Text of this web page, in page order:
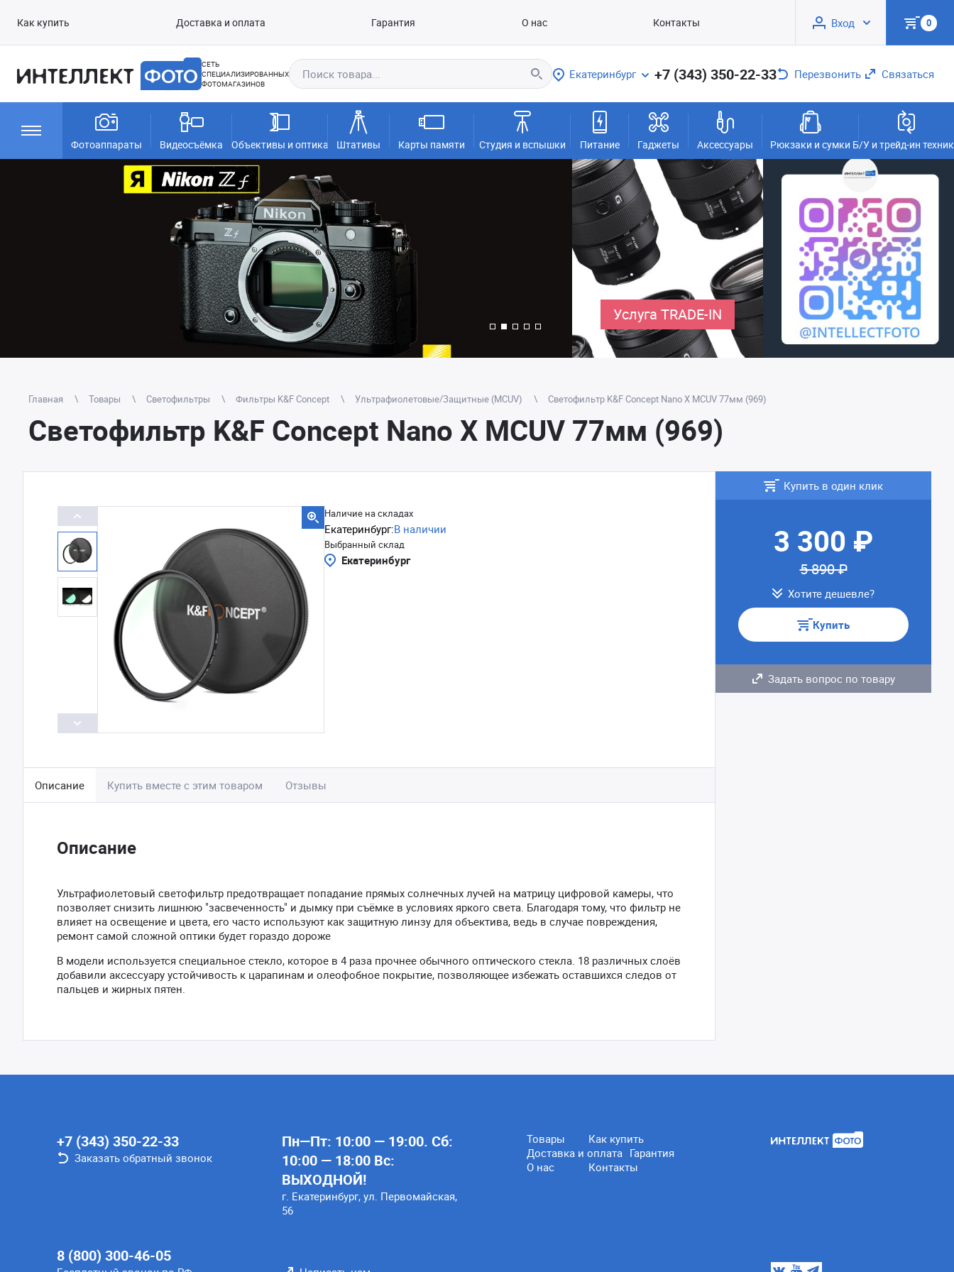
Как купить Доставка и оплата Гарантия О нас Контакты Вход 0
СЕТЬ
СПЕЦИАЛИЗИРОВАННЫХ
ФОТОМАГАЗИНОВ
Екатеринбург +7 (343) 350-22-33 Перезвонить Связаться
Фотоаппараты Видеосъёмка Объективы и оптика Штативы Карты памяти Студия и вспышки Питание Гаджеты Аксессуары Рюкзаки и сумки Б/У и трейд-ин
Услуга TRADE-IN
Главная Товары Светофильтры Фильтры K&F Concept Ультрафиолетовые/Защитные (MCUV) Светофильтр K&F Concept Nano X MCUV 77мм (969)
Светофильтр K&F Concept Nano X MCUV 77мм (969)
Наличие на складах
Екатеринбург:В наличии
Выбранный склад
Екатеринбург
Описание Купить вместе с этим товаром Отзывы
Описание
Ультрафиолетовый светофильтр предотвращает попадание прямых солнечных лучей на матрицу цифровой камеры, что
позволяет снизить лишнюю "засвеченность" и дымку при съёмке в условиях яркого света. Благодаря тому, что фильтр не
влияет на освещение и цвета, его часто используют как защитную линзу для объектива, ведь в случае повреждения,
ремонт самой сложной оптики будет гораздо дороже
В модели используется специальное стекло, которое в 4 раза прочнее обычного оптического стекла. 18 различных слоёв
добавили аксессуару устойчивость к царапинам и олеофобное покрытие, позволяющее избежать оставшихся следов от
пальцев и жирных пятен.
Купить в один клик
3 300 ₽
5 890 ₽
Хотите дешевле?
Купить
Задать вопрос по товару
+7 (343) 350-22-33
Заказать обратный звонок
8 (800) 300-46-05
Пн—Пт: 10:00 — 19:00. Сб:
10:00 — 18:00 Вс:
ВЫХОДНОЙ!
г. Екатеринбург, ул. Первомайская,
56
Товары
Как купить
Доставка и оплата Гарантия
О нас
Контакты